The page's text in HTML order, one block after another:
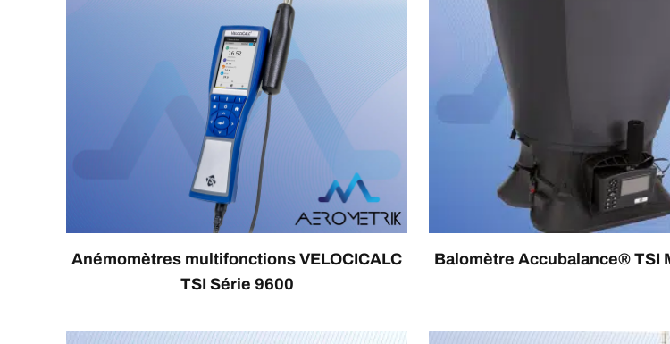
Anémomètres multifonctions VELOCICALC
TSI Série 9600
Balomètre Accubalance® TSI